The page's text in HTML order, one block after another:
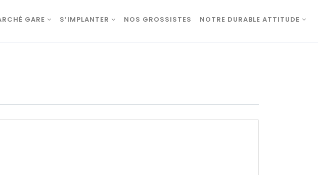
GARE S’IMPLANTER NOS GROSSISTES NOTRE DURABLE ATTITUDE